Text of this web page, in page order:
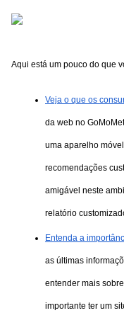
Aqui está um pouco do que
Veja o que os
da web no
uma aparelho
recomendações
amigável neste
relatório
Entenda a
as últimas
entender mais
importante ter um